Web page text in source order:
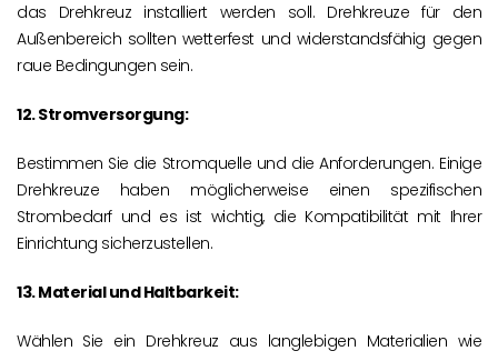
das Drehkreuz installiert werden soll. Drehkreuze für den
Außenbereich sollten wetterfest und widerstandsfähig gegen
raue Bedingungen sein.
12. Stromversorgung:
Bestimmen Sie die Stromquelle und die Anforderungen. Einige
Drehkreuze haben möglicherweise einen spezifischen
Strombedarf und es ist wichtig, die Kompatibilität mit Ihrer
Einrichtung sicherzustellen.
13. Material und Haltbarkeit:
Wählen Sie ein Drehkreuz aus langlebigen Materialien wie